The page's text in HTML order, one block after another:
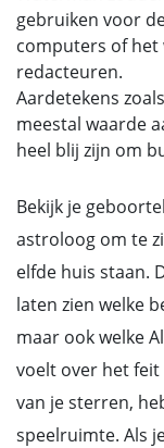
gebruiken voor
computers of het
redacteuren.
Aardetekens
meestal waarde
heel blij zijn om
Bekijk je
astroloog om te
elfde huis staan.
laten zien welke
maar ook welke
voelt over het
van je sterren,
speelruimte. Als